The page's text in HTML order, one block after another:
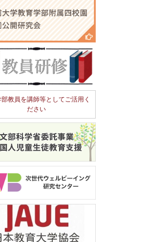
教員を講師等としてご活用く
ださい